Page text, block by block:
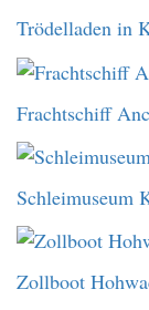
Trödelladen in
Frachtschiff
Schleimuseum
Zollboot